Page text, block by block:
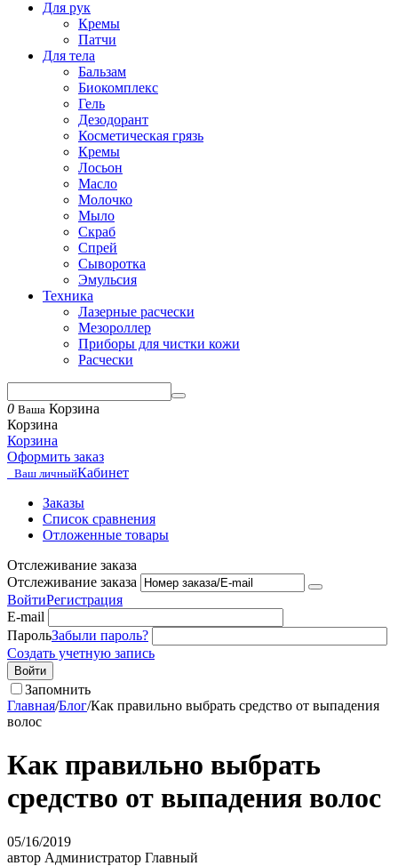
Для рук
Кремы
Патчи
Для тела
Бальзам
Биокомплекс
Гель
Дезодорант
Косметическая грязь
Кремы
Лосьон
Масло
Молочко
Мыло
Скраб
Спрей
Сыворотка
Эмульсия
Техника
Лазерные расчески
Мезороллер
Приборы для чистки кожи
Расчески
0 Ваша Корзина
Корзина
Корзина
Оформить заказ
Ваш личныйКабинет
Заказы
Список сравнения
Отложенные товары
Отслеживание заказа
Отслеживание заказа
ВойтиРегистрация
E-mail
ПарольЗабыли пароль?
Создать учетную запись
Войти
Запомнить
Главная/Блог/Как правильно выбрать средство от выпадения
волос
Как правильно выбрать
средство от выпадения волос
05/16/2019
автор Администратор Главный